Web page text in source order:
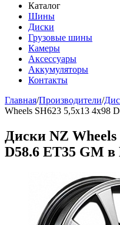
Каталог
Шины
Диски
Грузовые шины
Камеры
Аксессуары
Аккумуляторы
Контакты
Главная/Производители/
Wheels SH623 5,5x13 4x98
Диски NZ Wheels
D58.6 ET35 GM